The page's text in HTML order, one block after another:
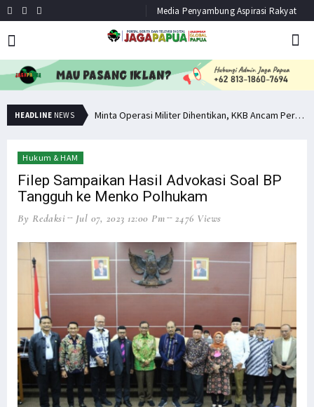
Media Penyambung Aspirasi Rakyat
HEADLINE NEWS Hindari Bias Definisi, Filep: Perlu Definisi Khusus Afiliasi KKB Minta Operasi Militer Dihentikan, KKB Ancam Perang Serentak
Hukum & HAM
Filep Sampaikan Hasil Advokasi Soal BP
Tangguh ke Menko Polhukam
By Redaksi Jul 07, 2023 12:00 Pm 2476 Views